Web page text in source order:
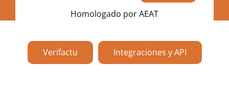
Homologado por AEAT
Verifactu Integraciones y API